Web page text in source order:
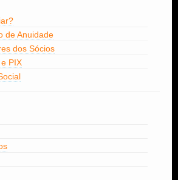
de Anuidade
dos Sócios
PIX